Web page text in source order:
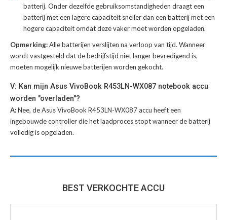
batterij. Onder dezelfde gebruiksomstandigheden draagt een
batterij met een lagere capaciteit sneller dan een batterij met een
hogere capaciteit omdat deze vaker moet worden opgeladen.
Opmerking:Alle batterijen verslijten na verloop van tijd. Wanneer
wordt vastgesteld dat de bedrijfstijd niet langer bevredigend is,
moeten mogelijk nieuwe batterijen worden gekocht.
V: Kan mijn Asus VivoBook R453LN-WX087 notebook accu
worden "overladen"?
A:Nee, de Asus VivoBook R453LN-WX087 accu heeft een
ingebouwde controller die het laadproces stopt wanneer de batterij
volledig is opgeladen.
BEST VERKOCHTE ACCU